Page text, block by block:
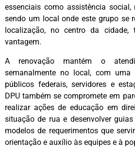
essenciais como assistência social,
sendo um local onde este grupo se
localização, no centro da cidade,
vantagem.
A renovação mantém o
semanalmente no local, com uma
públicos federais, servidores e
DPU também se compromete em
realizar ações de educação em
situação de rua e desenvolver
modelos de requerimentos que
orientação e auxílio às equipes e à